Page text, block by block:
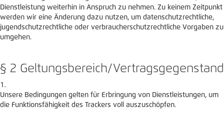
Dienstleistung weiterhin in Anspruch zu nehmen. Zu keinem Zeitpunkt
werden wir eine Änderung dazu nutzen, um datenschutzrechtliche,
jugendschutzrechtliche oder verbraucherschutzrechtliche Vorgaben zu
umgehen.
§ 2 Geltungsbereich/Vertragsgegenstand
Unsere Bedingungen gelten für Erbringung von Dienstleistungen, um
die Funktionsfähigkeit des Trackers voll auszuschöpfen.